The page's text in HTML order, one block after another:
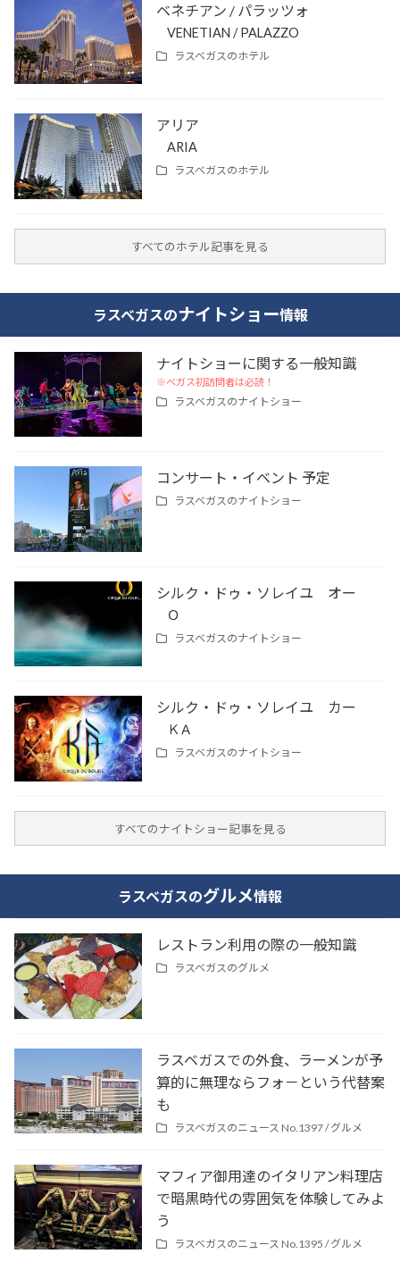
ベネチアン / パラッツォ
VENETIAN / PALAZZO
ラスベガスのホテル
アリア
ARIA
ラスベガスのホテル
すべてのホテル記事を見る
ラスベガスのナイトショー情報
ナイトショーに関する一般知識
※ベガス初訪問者は必読！
ラスベガスのナイトショー
コンサート・イベント 予定
ラスベガスのナイトショー
シルク・ドゥ・ソレイユ オー
Ｏ
ラスベガスのナイトショー
シルク・ドゥ・ソレイユ カー
ＫＡ
ラスベガスのナイトショー
すべてのナイトショー記事を見る
ラスベガスのグルメ情報
レストラン利用の際の一般知識
ラスベガスのグルメ
ラスベガスでの外食、ラーメンが予
算的に無理ならフォ－という代替案
も
ラスベガスのニュース No.1397 /グルメ
マフィア御用達のイタリアン料理店
で暗黒時代の雰囲気を体験してみよ
う
ラスベガスのニュース No.1395 /グルメ